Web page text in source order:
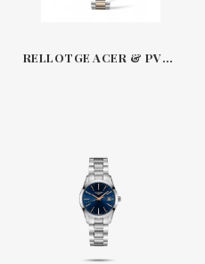
RELLOTGE ACER & PVD OR ROIG-DIAMANTS 34 MM CONQUEST CLASSIC LONGINES L2386